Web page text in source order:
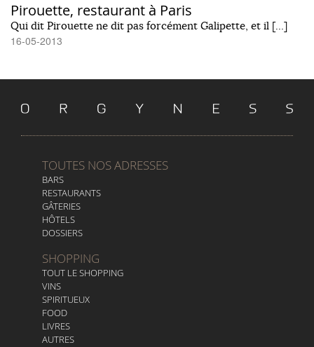
Pirouette, restaurant à Paris
Qui dit Pirouette ne dit pas forcément Galipette, et il […]
16-05-2013
TOUTES NOS ADRESSES
BARS
RESTAURANTS
GÂTERIES
HÔTELS
DOSSIERS
SHOPPING
TOUT LE SHOPPING
VINS
SPIRITUEUX
FOOD
LIVRES
AUTRES